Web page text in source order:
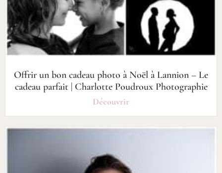
Offrir un bon cadeau photo à Noël à Lannion – Le
cadeau parfait | Charlotte Poudroux Photographie
Découvrir